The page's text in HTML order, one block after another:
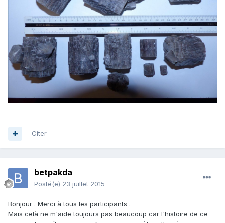
Citer
betpakda
Posté(e) 23 juillet 2015
Bonjour . Merci à tous les participants .
Mais celà ne m'aide toujours pas beaucoup car l'histoire de ce